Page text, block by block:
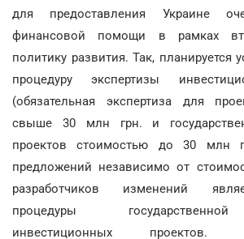
для предоставления Украине
финансовой помощи в рамках
политику развития. Так, планируется
процедуру экспертизы
(обязательная экспертиза для
свыше 30 млн грн. и
проектов стоимостью до 30 млн
предложений независимо от
разработчиков изменений
процедуры
инвестиционных